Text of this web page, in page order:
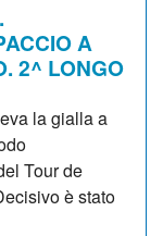
A
2^ LONGO
la gialla a
Tour de
è stato